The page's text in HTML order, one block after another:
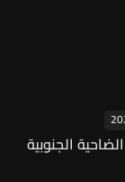
الجنوبية